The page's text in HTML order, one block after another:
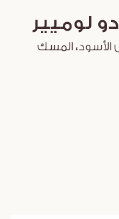
لوميير
الأسود، المسك